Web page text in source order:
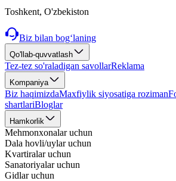
Toshkent, O'zbekiston
Biz bilan bog‘laning
Qo'llab-quvvatlash
Tez-tez so'raladigan savollarReklama
Kompaniya
Biz haqimizdaMaxfiylik siyosatiga roziman
shartlariBloglar
Hamkorlik
Mehmonxonalar uchun
Dala hovli/uylar uchun
Kvartiralar uchun
Sanatoriyalar uchun
Gidlar uchun